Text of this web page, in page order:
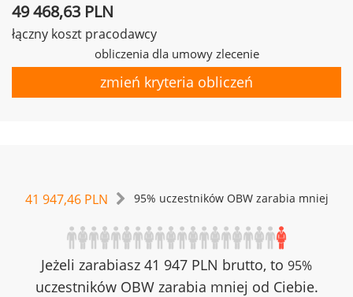
49 468,63 PLN
łączny koszt pracodawcy
obliczenia dla umowy zlecenie
zmień kryteria obliczeń
41 947,46 PLN 95% uczestników OBW zarabia mniej
Jeżeli zarabiasz 41 947 PLN brutto, to 95%
uczestników OBW zarabia mniej od Ciebie.